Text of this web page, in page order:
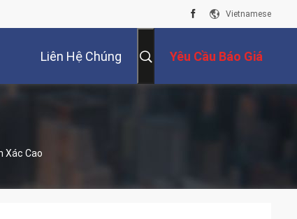
Vietnamese
Liên Hệ Chúng Yêu Cầu Báo Giá
Xác Cao